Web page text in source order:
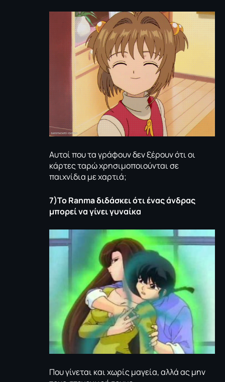
Αυτοί που τα γράφουν δεν ξέρουν ότι οι
κάρτες ταρώ χρησιμοποιούνται σε
παιχνίδια με χαρτιά;
7)ΤοRanmaδιδάσκει ότι ένας άνδρας
μπορεί να γίνει γυναίκα
Που γίνεται και χωρίς μαγεία, αλλά ας μην